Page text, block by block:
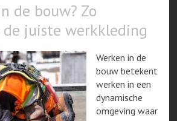
de bouw? Zo
de juiste werkkleding
Werken in de
bouw betekent
werken in een
dynamische
omgeving waar